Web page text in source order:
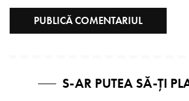
S-AR PUTEA SĂ-ȚI